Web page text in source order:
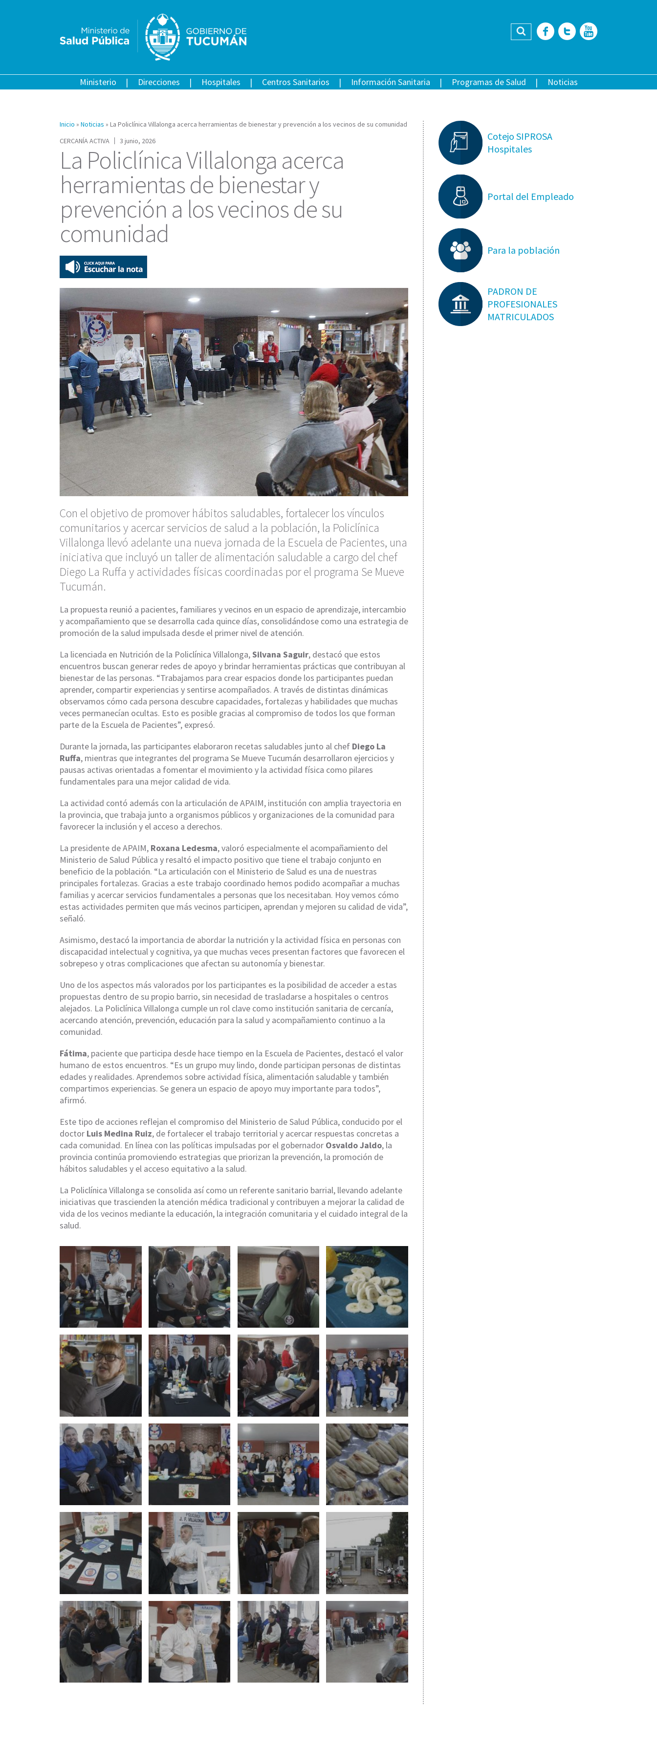
Buscar Facebook
Twitter
Ministerio Direcciones Hospitales Centros Sanitarios Información Sanitaria Programas de Salud Noticias
Inicio » Noticias » La Policlínica Villalonga acerca herramientas de bienestar y prevención a los vecinos de su comunidad
CERCANÍA ACTIVA
3 junio, 2026
La Policlínica Villalonga acerca
herramientas de bienestar y
prevención a los vecinos de su
comunidad
Con el objetivo de promover hábitos saludables, fortalecer los vínculos
comunitarios y acercar servicios de salud a la población, la Policlínica
Villalonga llevó adelante una nueva jornada de la Escuela de Pacientes, una
iniciativa que incluyó un taller de alimentación saludable a cargo del chef
Diego La Ruffa y actividades físicas coordinadas por el programa Se Mueve
Tucumán.
La propuesta reunió a pacientes, familiares y vecinos en un espacio de aprendizaje, intercambio
y acompañamiento que se desarrolla cada quince días, consolidándose como una estrategia de
promoción de la salud impulsada desde el primer nivel de atención.
La licenciada en Nutrición de la Policlínica Villalonga,Silvana Saguir, destacó que estos
encuentros buscan generar redes de apoyo y brindar herramientas prácticas que contribuyan al
bienestar de las personas. “Trabajamos para crear espacios donde los participantes puedan
aprender, compartir experiencias y sentirse acompañados. A través de distintas dinámicas
observamos cómo cada persona descubre capacidades, fortalezas y habilidades que muchas
veces permanecían ocultas. Esto es posible gracias al compromiso de todos los que forman
parte de la Escuela de Pacientes”, expresó.
Durante la jornada, las participantes elaboraron recetas saludables junto al chef Diego La
Ruffa, mientras que integrantes del programa Se Mueve Tucumán desarrollaron ejercicios y
pausas activas orientadas a fomentar el movimiento y la actividad física como pilares
fundamentales para una mejor calidad de vida.
La actividad contó además con la articulación de APAIM, institución con amplia trayectoria en
la provincia, que trabaja junto a organismos públicos y organizaciones de la comunidad para
favorecer la inclusión y el acceso a derechos.
La presidente de APAIM, Roxana Ledesma, valoró especialmente el acompañamiento del
Ministerio de Salud Pública y resaltó el impacto positivo que tiene el trabajo conjunto en
beneficio de la población. “La articulación con el Ministerio de Salud es una de nuestras
principales fortalezas. Gracias a este trabajo coordinado hemos podido acompañar a muchas
familias y acercar servicios fundamentales a personas que los necesitaban. Hoy vemos cómo
estas actividades permiten que más vecinos participen, aprendan y mejoren su calidad de vida”,
señaló.
Asimismo, destacó la importancia de abordar la nutrición y la actividad física en personas con
discapacidad intelectual y cognitiva, ya que muchas veces presentan factores que favorecen el
sobrepeso y otras complicaciones que afectan su autonomía y bienestar.
Uno de los aspectos más valorados por los participantes es la posibilidad de acceder a estas
propuestas dentro de su propio barrio, sin necesidad de trasladarse a hospitales o centros
alejados. La Policlínica Villalonga cumple un rol clave como institución sanitaria de cercanía,
acercando atención, prevención, educación para la salud y acompañamiento continuo a la
comunidad.
Fátima, paciente que participa desde hace tiempo en la Escuela de Pacientes, destacó el valor
humano de estos encuentros. “Es un grupo muy lindo, donde participan personas de distintas
edades y realidades. Aprendemos sobre actividad física, alimentación saludable y también
compartimos experiencias. Se genera un espacio de apoyo muy importante para todos”,
afirmó.
Este tipo de acciones reflejan el compromiso del Ministerio de Salud Pública, conducido por el
doctor Luis Medina Ruiz, de fortalecer el trabajo territorial y acercar respuestas concretas a
cada comunidad. En línea con las políticas impulsadas por el gobernador Osvaldo Jaldo, la
provincia continúa promoviendo estrategias que priorizan la prevención, la promoción de
hábitos saludables y el acceso equitativo a la salud.
La Policlínica Villalonga se consolida así como un referente sanitario barrial, llevando adelante
iniciativas que trascienden la atención médica tradicional y contribuyen a mejorar la calidad de
vida de los vecinos mediante la educación, la integración comunitaria y el cuidado integral de la
salud.
Cotejo SIPROSA
Hospitales
Portal del Empleado
Para la población
PADRON DE
PROFESIONALES
MATRICULADOS